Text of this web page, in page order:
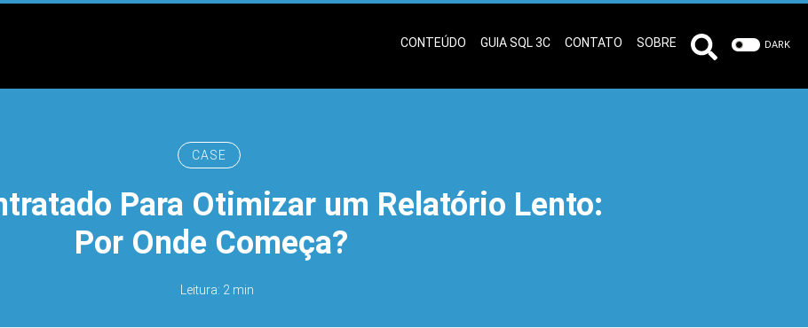
CONTEÚDO GUIA SQL 3C CONTATO SOBRE DARK
CASE
Para Otimizar um Relatório Lento:
Por Onde Começa?
Leitura: 2 min